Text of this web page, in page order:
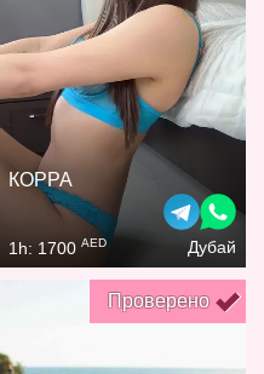
КОРРА
1h: 1700 AED Дубай
Проверено